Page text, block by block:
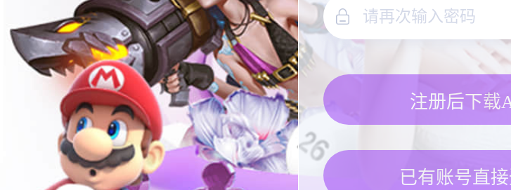
注册后下载
已有账号直